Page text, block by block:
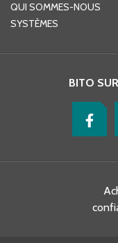
QUI SOMMES-NOUS
SYSTÈMES
BITO